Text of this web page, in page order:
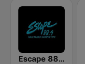
Escape 88.9 FM